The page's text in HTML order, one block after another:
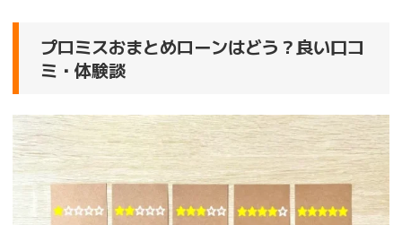
プロミスおまとめローンはどう？良い口コ
ミ・体験談